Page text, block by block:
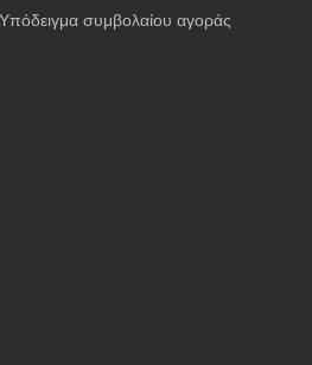
Υπόδειγμα συμβολαίου αγοράς